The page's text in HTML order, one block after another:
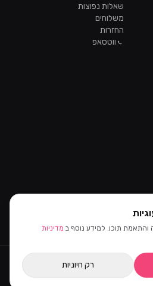
שאלות נפוצות
משלוחים
החזרות
ווטסאפ
PayPal
Bit
והתאמת תוכן. למידע נוסף ב מדיניות
רק חיוניות